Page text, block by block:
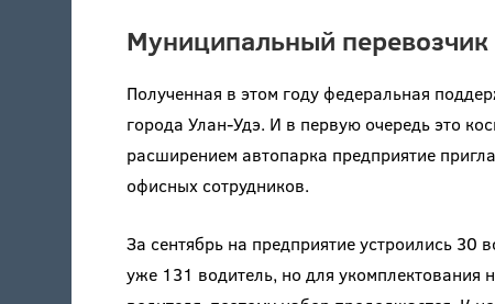
Муниципальный перевозчик
Полученная в этом году федеральная
города Улан-Удэ. И в первую очередь это
расширением автопарка предприятие
офисных сотрудников.
За сентябрь на предприятие устроились 30
уже 131 водитель, но для